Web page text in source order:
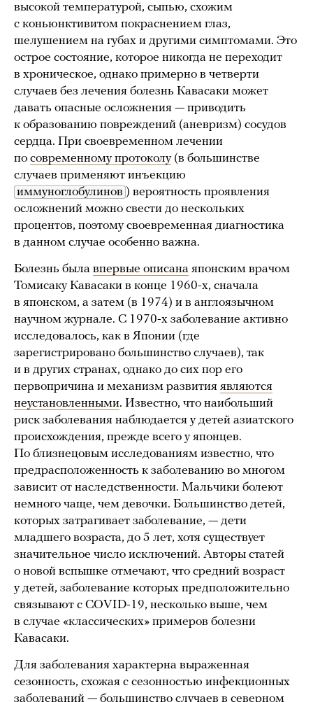
высокой температурой, сыпью, схожим
с коньюнктивитом покраснением глаз,
шелушением на губах и другими симптомами. Это
острое состояние, которое никогда не переходит
в хроническое, однако примерно в четверти
случаев без лечения болезнь Кавасаки может
давать опасные осложнения — приводить
к образованию повреждений (аневризм) сосудов
сердца. При своевременном лечении
по современному протоколу(в большинстве
случаев применяют инъекцию
иммуноглобулинов ) вероятность проявления
осложнений можно свести до нескольких
процентов, поэтому своевременная диагностика
в данном случае особенно важна.
Болезнь была впервые описана японским врачом
Томисаку Кавасаки в конце 1960-х, сначала
в японском, а затем (в 1974) и в англоязычном
научном журнале. С 1970-х заболевание активно
исследовалось, как в Японии (где
зарегистрировано большинство случаев), так
и в других странах, однако до сих пор его
первопричина и механизм развития являются
неустановленными. Известно, что наибольший
риск заболевания наблюдается у детей азиатского
происхождения, прежде всего у японцев.
По близнецовым исследованиям известно, что
предрасположенность к заболеванию во многом
зависит от наследственности. Мальчики болеют
немного чаще, чем девочки. Большинство детей,
которых затрагивает заболевание, — дети
младшего возраста, до 5 лет, хотя существует
значительное число исключений. Авторы статей
о новой вспышке отмечают, что средний возраст
у детей, заболевание которых предположительно
связывают с COVID-19, несколько выше, чем
в случае «классических» примеров болезни
Кавасаки.
Для заболевания характерна выраженная
сезонность, схожая с сезонностью инфекционных
заболеваний — большинство случаев в северном